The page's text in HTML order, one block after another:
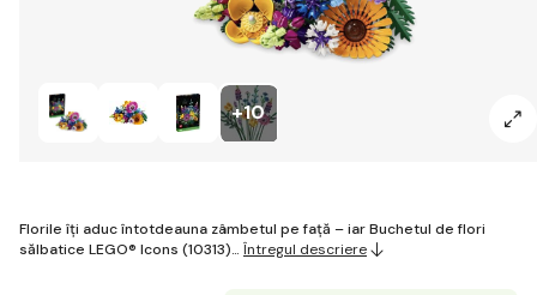
+10
Florile îți aduc întotdeauna zâmbetul pe față – iar Buchetul de flori
sălbatice LEGO® Icons (10313)… Întregul descriere